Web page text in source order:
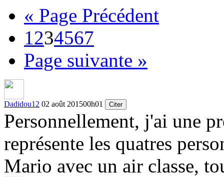
« Page Précédent
1234567
Page suivante »
Dadidou12 02 août 201500h01 Citer
Personnellement, j'ai une
représente les quatres
Mario avec un air classe,